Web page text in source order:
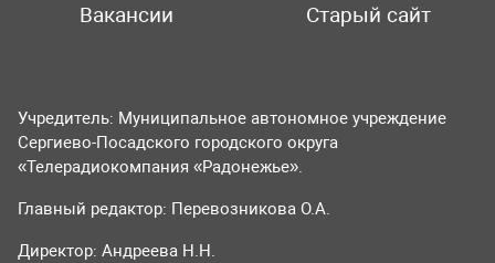
Вакансии
Старый сайт
Учредитель: Муниципальное автономное учреждение
Сергиево-Посадского городского округа
«Телерадиокомпания «Радонежье».
Главный редактор: Перевозникова О.А.
Директор: Андреева Н.Н.